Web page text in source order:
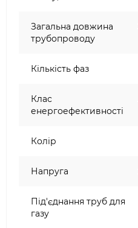
Загальна довжина
трубопроводу
Кількість фаз
Клас
енергоефективності
Колір
Напруга
Під'єднання труб для
газу